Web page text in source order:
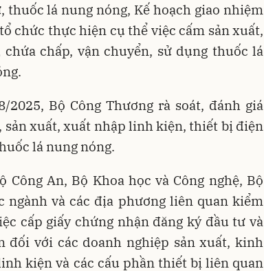
lá nung nóng, Kế hoạch giao nhiệm
chức thực hiện cụ thể việc cấm sản xuất,
chấp, vận chuyển, sử dụng thuốc lá
Bộ Công Thương rà soát, đánh giá
sản xuất, xuất nhập linh kiện, thiết bị điện
lá nung nóng.
Công An, Bộ Khoa học và Công nghệ, Bộ
ngành và các địa phương liên quan kiểm
cấp giấy chứng nhận đăng ký đầu tư và
đối với các doanh nghiệp sản xuất, kinh
kiện và các cấu phần thiết bị liên quan